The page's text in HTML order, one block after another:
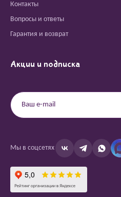
Контакты
Вопросы и ответы
Гарантия и возврат
Акции и подписка
Мы в соцсетях